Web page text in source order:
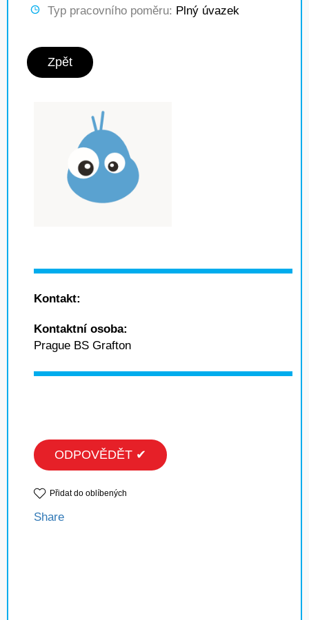
Typ pracovního poměru: Plný úvazek
Zpět
Kontakt:
Kontaktní osoba:
Prague BS Grafton
ODPOVĚDĚT ✔
Přidat do oblíbených
Share